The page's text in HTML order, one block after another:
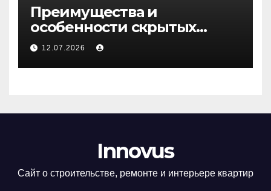
Преимущества и
особенности скрытых
дверей
12.07.2026
Innovus
Сайт о строительстве, ремонте и интерьере квартир